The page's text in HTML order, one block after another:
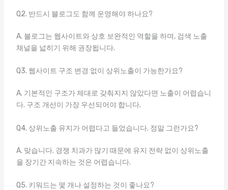
Q2. 반드시 블로그도 함께 운영해야 하나요?
A. 블로그는 웹사이트와 상호 보완적인 역할을 하며, 검색 노출
채널을 넓히기 위해 권장됩니다.
Q3. 웹사이트 구조 변경 없이 상위노출이 가능한가요?
A. 기본적인 구조가 제대로 갖춰지지 않았다면 노출이 어렵습니
다. 구조 개선이 가장 우선되어야 합니다.
Q4. 상위노출 유지가 어렵다고 들었습니다. 정말 그런가요?
A. 맞습니다. 경쟁 치과가 많기 때문에 유지 전략 없이 상위노출
을 장기간 지속하는 것은 어렵습니다.
Q5. 키워드는 몇 개나 설정하는 것이 좋나요?